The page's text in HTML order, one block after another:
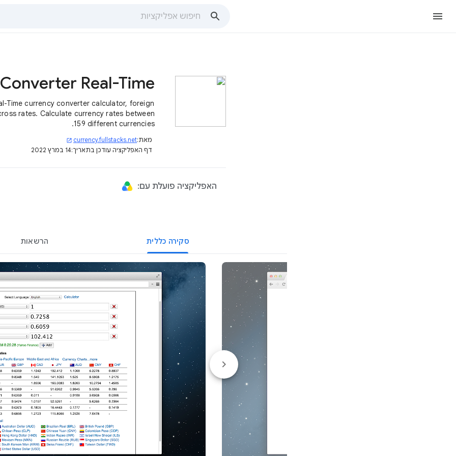
Time currency converter calculator, foreign
rates. Calculate currency rates between
159 different currencies.
מאת:currency.fullstacks.net
open_in_new
דף האפליקציה עודכן בתאריך:14 במרץ 2022
האפליקציה פועלת עם:
סקירה כללית הרשאות